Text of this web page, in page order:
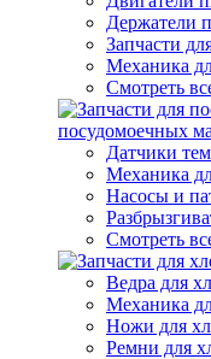
Держатели
Запчасти
Механика
Смотреть
посудомоечных
Датчики
Механика
Насосы и
Смотреть
Ведра для
Механика
Ножи для
Ремни для